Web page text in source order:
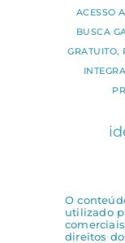
ACESSO
BUSCA
GRATUITO,
O
utilizado
direitos